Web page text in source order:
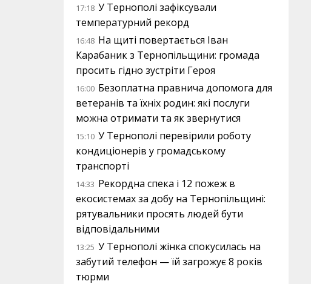
17:18 У Тернополі зафіксували
температурний рекорд
16:48 На щиті повертається Іван
Карабаник з Тернопільщини: громада
просить гідно зустріти Героя
16:00 Безоплатна правнича допомога для
ветеранів та їхніх родин: які послуги
можна отримати та як звернутися
15:10 У Тернополі перевірили роботу
кондиціонерів у громадському
транспорті
14:33 Рекордна спека і 12 пожеж в
екосистемах за добу на Тернопільщині:
рятувальники просять людей бути
відповідальними
13:25 У Тернополі жінка спокусилась на
забутий телефон — їй загрожує 8 років
тюрми